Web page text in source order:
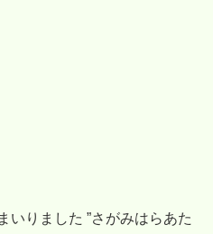
いりました ”さがみはらあた